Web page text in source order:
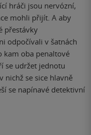
hráči jsou nervózní,
mohli přijít. A aby
přestávky
odpočívali v šatnách
kam oba penaltové
se udržet jednotu
nichž se sice hlavně
se napínavé detektivní